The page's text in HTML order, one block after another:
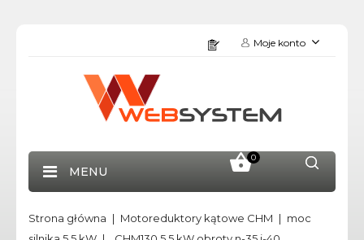
Moje konto
0
MENU
Strona główna Motoreduktory kątowe CHM
moc